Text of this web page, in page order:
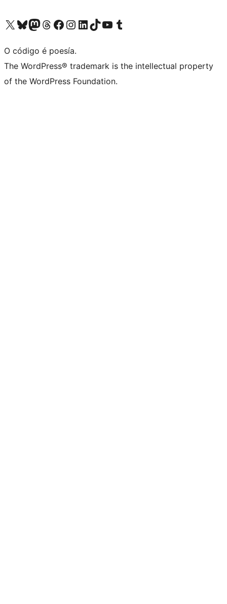
Visita la cuenta de X (anteriormente Twitter)
Visita a nosa conta de Bluesky
Visita a nosa conta de Mastodon
Visita a nosa conta de Threads
Visita a nosa páxina de Facebook
Visita a nosa conta de Instagram
Visita a nosa conta de LinkedIn
Visita a nosa conta de TikTok
Visita a nosa canle de YouTube
Visita a nosa conta de Tumblr
O código é poesía.
The WordPress® trademark is the intellectual property
of the WordPress Foundation.